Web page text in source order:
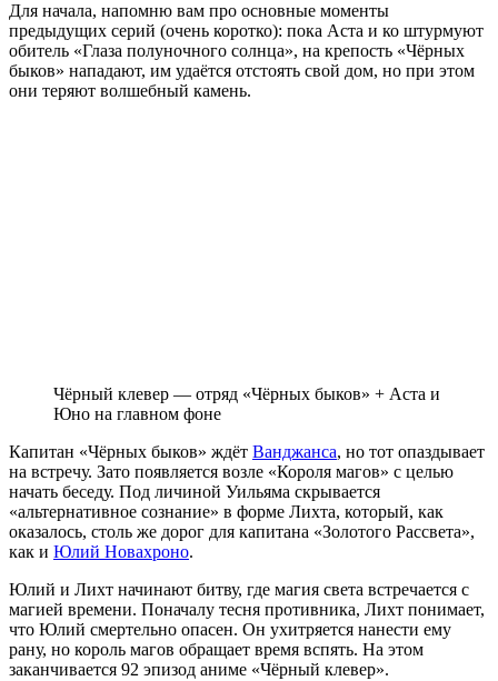
Для начала, напомню вам про основные моменты
предыдущих серий (очень коротко): пока Аста и ко штурмуют
обитель «Глаза полуночного солнца», на крепость «Чёрных
быков» нападают, им удаётся отстоять свой дом, но при этом
они теряют волшебный камень.
Чёрный клевер — отряд «Чёрных быков» + Аста и
Юно на главном фоне
Капитан «Чёрных быков» ждёт Ванджанса, но тот опаздывает
на встречу. Зато появляется возле «Короля магов» с целью
начать беседу. Под личиной Уильяма скрывается
«альтернативное сознание» в форме Лихта, который, как
оказалось, столь же дорог для капитана «Золотого Рассвета»,
как и Юлий Новахроно.
Юлий и Лихт начинают битву, где магия света встречается с
магией времени. Поначалу тесня противника, Лихт понимает,
что Юлий смертельно опасен. Он ухитряется нанести ему
рану, но король магов обращает время вспять. На этом
заканчивается 92 эпизод аниме «Чёрный клевер».